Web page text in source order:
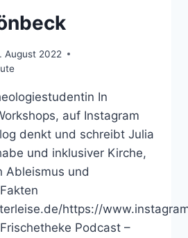
August 2022
In
auf Instagram
denkt und schreibt Julia
und inklusiver Kirche,
Ableismus und
https://
Podcast –